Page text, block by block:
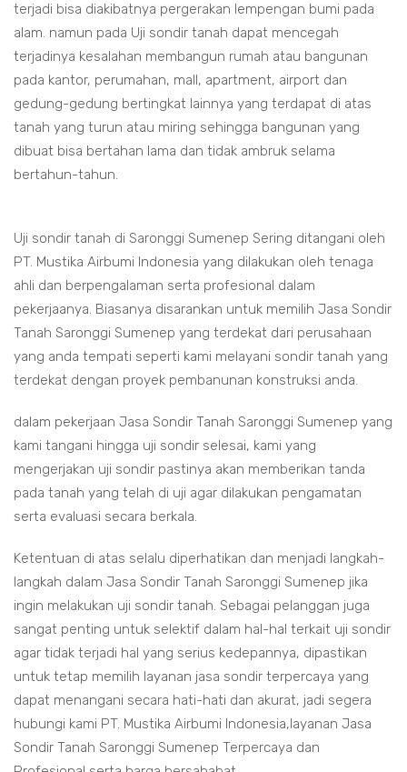
terjadi bisa diakibatnya pergerakan lempengan bumi pada
alam. namun pada Uji sondir tanah dapat mencegah
terjadinya kesalahan membangun rumah atau bangunan
pada kantor, perumahan, mall, apartment, airport dan
gedung-gedung bertingkat lainnya yang terdapat di atas
tanah yang turun atau miring sehingga bangunan yang
dibuat bisa bertahan lama dan tidak ambruk selama
bertahun-tahun.
Uji sondir tanah di Saronggi Sumenep Sering ditangani oleh
PT. Mustika Airbumi Indonesia yang dilakukan oleh tenaga
ahli dan berpengalaman serta profesional dalam
pekerjaanya. Biasanya disarankan untuk memilih Jasa Sondir
Tanah Saronggi Sumenep yang terdekat dari perusahaan
yang anda tempati seperti kami melayani sondir tanah yang
terdekat dengan proyek pembanunan konstruksi anda.
dalam pekerjaan Jasa Sondir Tanah Saronggi Sumenep yang
kami tangani hingga uji sondir selesai, kami yang
mengerjakan uji sondir pastinya akan memberikan tanda
pada tanah yang telah di uji agar dilakukan pengamatan
serta evaluasi secara berkala.
Ketentuan di atas selalu diperhatikan dan menjadi langkah-
langkah dalam Jasa Sondir Tanah Saronggi Sumenep jika
ingin melakukan uji sondir tanah. Sebagai pelanggan juga
sangat penting untuk selektif dalam hal-hal terkait uji sondir
agar tidak terjadi hal yang serius kedepannya, dipastikan
untuk tetap memilih layanan jasa sondir terpercaya yang
dapat menangani secara hati-hati dan akurat, jadi segera
hubungi kami PT. Mustika Airbumi Indonesia,layanan Jasa
Sondir Tanah Saronggi Sumenep Terpercaya dan